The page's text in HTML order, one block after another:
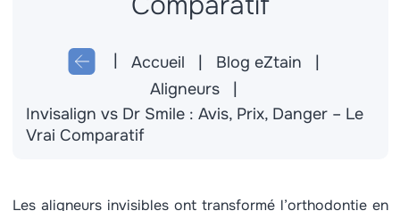
Témoignages
Accueil
Blog eZtain
Aligneurs
Invisalign vs Dr Smile : Avis, Prix, Danger – Le
Vrai Comparatif
Les aligneurs invisibles ont transformé l’orthodontie en